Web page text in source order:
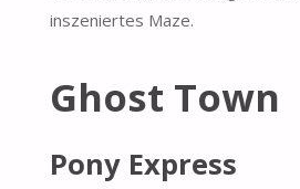
inszeniertes Maze.
Ghost Town
Pony Express